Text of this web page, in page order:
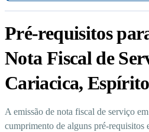
Pré-requisitos
Nota Fiscal de
Cariacica,
A emissão de nota fiscal de serviço
cumprimento de alguns pré-requisitos